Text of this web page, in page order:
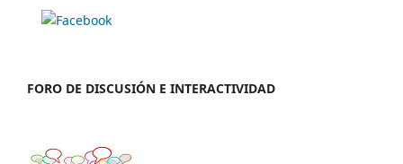
FORO DE DISCUSIÓN E INTERACTIVIDAD